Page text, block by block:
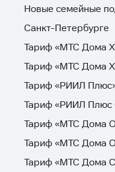
Новые семейные
Санкт-Петербурге
Тариф «МТС Дома
Тариф «МТС Дома
Тариф «РИИЛ
Тариф «РИИЛ Плюс
Тариф «МТС Дома
Тариф «МТС Дома
Тариф «МТС Дома